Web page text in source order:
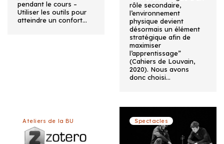
pendant le cours –
Utiliser les outils pour
atteindre un confort…
rôle secondaire,
l’environnement
physique devient
désormais un élément
stratégique afin de
maximiser
l’apprentissage”
(Cahiers de Louvain,
2020). Nous avons
donc choisi…
Ateliers de la BU Spectacles